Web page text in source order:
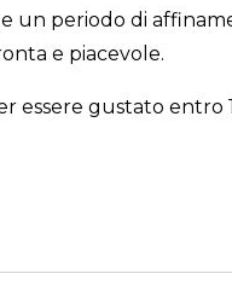
un periodo di
e piacevole.
essere gustato entro